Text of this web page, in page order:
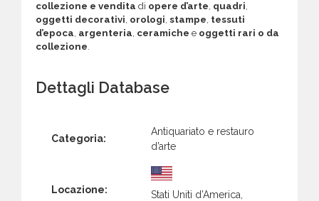
collezione e vendita di opere d’arte, quadri,
oggetti decorativi, orologi, stampe, tessuti
d’epoca, argenteria, ceramiche e oggetti rari o da
collezione.
Dettagli Database
Categoria:
Antiquariato e restauro
d’arte
Locazione:
Stati Uniti d’America,